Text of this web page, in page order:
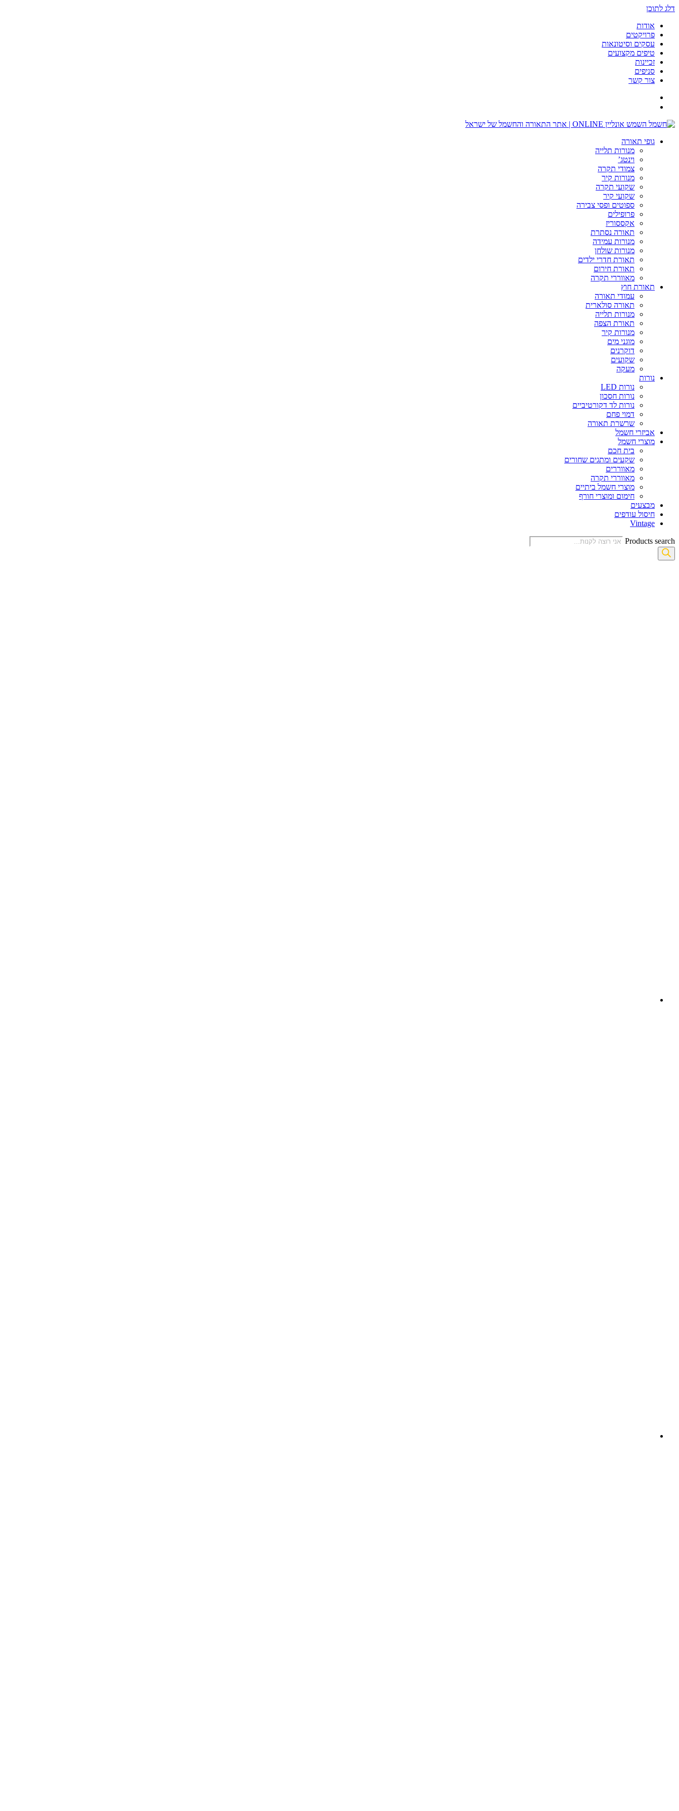
דלג לתוכן
אודות
פרויקטים
עסקים וסיטונאות
טיפים מקצועים
זכיינות
סניפים
צור קשר
גופי תאורה
מנורות תלייה
וינטג’
צמודי תקרה
מנורות קיר
שקועי תקרה
שקועי קיר
ספוטים ופסי צבירה
פרופילים
אקססוריז
תאורה נסתרת
מנורות עמידה
מנורות שולחן
תאורת חדרי ילדים
תאורת חירום
מאווררי תקרה
תאורת חוץ
עמודי תאורה
תאורה סולארית
מנורות תלייה
תאורת הצפה
מנורות קיר
מוגני מים
דוקרנים
שקועים
מעקה
נורות
נורות LED
נורות חסכון
נורות לד דקורטיביים
דמוי פחם
שרשרת תאורה
אביזרי חשמל
מוצרי חשמל
בית חכם
שקעים ומתגים שחורים
מאווררים
מאווררי תקרה
מוצרי חשמל ביתיים
חימום ומוצרי חורף
מבצעים
חיסול עודפים
Vintage
Products search